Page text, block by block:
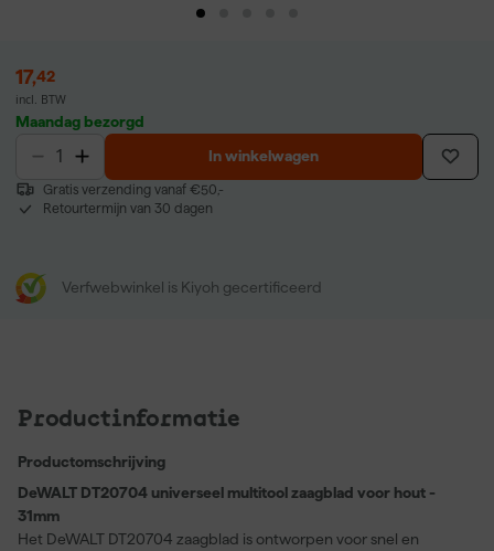
17,42
incl. BTW
Maandag bezorgd
In winkelwagen
Gratis verzending vanaf €50,-
Retourtermijn van 30 dagen
Verfwebwinkel is Kiyoh gecertificeerd
Productinformatie
Productomschrijving
DeWALT DT20704 universeel multitool zaagblad voor hout -
31mm
Het DeWALT DT20704 zaagblad is ontworpen voor snel en